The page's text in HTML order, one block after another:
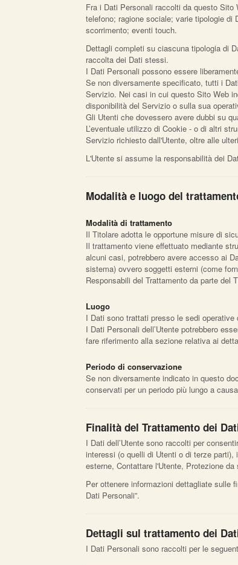
Fra i Dati Personali raccolti da questo
telefono; ragione sociale; varie tipologie
scorrimento; eventi touch.
Dettagli completi su ciascuna tipologia di
raccolta dei Dati stessi.
I Dati Personali possono essere
Se non diversamente specificato, tutti i
Servizio. Nei casi in cui questo Sito Web
disponibilità del Servizio o sulla sua
Gli Utenti che dovessero avere dubbi su
L’eventuale utilizzo di Cookie - o di altri
Servizio richiesto dall'Utente, oltre alle
L'Utente si assume la responsabilità dei
Modalità e luogo del
Modalità di trattamento
Il Titolare adotta le opportune misure di
Il trattamento viene effettuato mediante
alcuni casi, potrebbero avere accesso ai
sistema) ovvero soggetti esterni (come
Responsabili del Trattamento da parte del
Luogo
I Dati sono trattati presso le sedi
I Dati Personali dell’Utente potrebbero
fare riferimento alla sezione relativa ai
Periodo di conservazione
Se non diversamente indicato in questo
conservati per un periodo più lungo a
Finalità del Trattamento dei
I Dati dell’Utente sono raccolti per
interessi (o quelli di Utenti o di terze
esterne, Contattare l'Utente, Protezione
Per ottenere informazioni dettagliate sulle
Dati Personali”.
Dettagli sul trattamento dei
I Dati Personali sono raccolti per le